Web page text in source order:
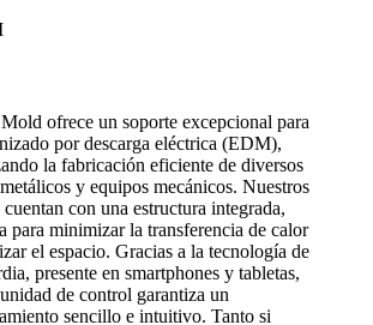
ofrece un soporte excepcional para
por descarga eléctrica (EDM),
la fabricación eficiente de diversos
y equipos mecánicos. Nuestros
con una estructura integrada,
para minimizar la transferencia de calor
el espacio. Gracias a la tecnología de
presente en smartphones y tabletas,
de control garantiza un
sencillo e intuitivo. Tanto si